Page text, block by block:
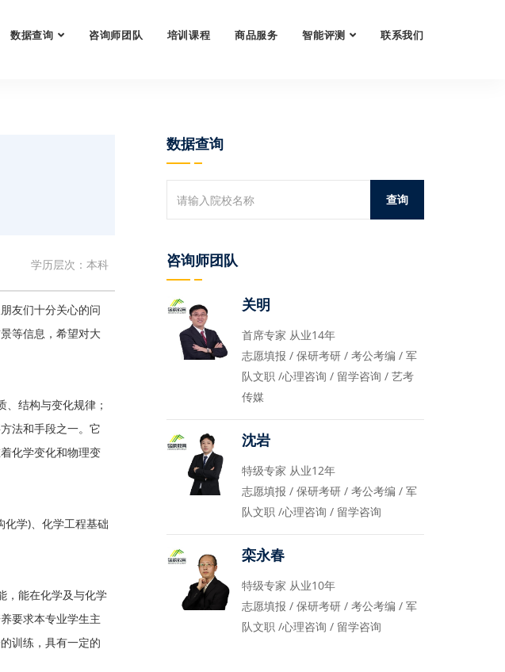
数据查询 咨询师团队 培训课程 商品服务 智能评测 联系我们
学历层次：本科
友们十分关心的问
等信息，希望对大
结构与变化规律；
法和手段之一。它
化学变化和物理变
学)、化学工程基础
，能在化学及与化学
要求本专业学生主
训练，具有一定的
数据查询
咨询师团队
关明
首席专家 从业14年
志愿填报 / 保研考研 / 考公考编 / 军
队文职 /心理咨询 / 留学咨询 / 艺考
传媒
沈岩
特级专家 从业12年
志愿填报 / 保研考研 / 考公考编 / 军
队文职 /心理咨询 / 留学咨询
栾永春
特级专家 从业10年
志愿填报 / 保研考研 / 考公考编 / 军
队文职 /心理咨询 / 留学咨询